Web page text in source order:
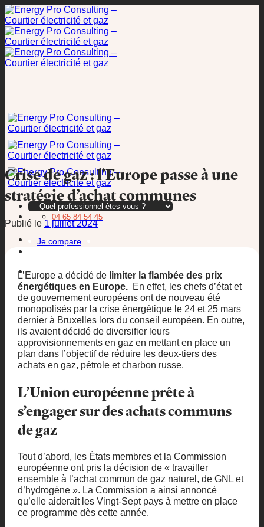
Passer
au
contenu
04 65 84 54 45
Je compare
Crise de gaz : l’Europe passe à une
stratégie d’achat communes
Publié le 1 juillet 2024
L’Europe a décidé de limiter la flambée des prix
énergétiques en Europe.En effet, les chefs d’état et
de gouvernement européens ont de nouveau été
monopolisés par la crise énergétique le 24 et 25 mars
dernier à Bruxelles lors du conseil européen. En outre,
ils avaient décidé de diversifier leurs
approvisionnements en gaz en mettant en place un
plan dans l’objectif de réduire les deux-tiers des
achats en gaz, pétrole et charbon russe.
L’Union européenne prête à
s’engager sur des achats communs
de gaz
Tout d’abord, les États membres et la Commission
européenne ont pris la décision de « travailler
ensemble à l’achat commun de gaz naturel, de GNL et
d’hydrogène ». La Commission a ainsi annoncé
qu’elle aiderait les Vingt-Sept pays à mettre en place
ce programme dès cette année.